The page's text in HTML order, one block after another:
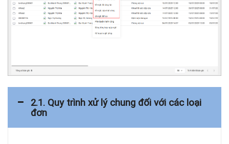
2.1. Quy trình xử lý chung đối với các loại
đơn